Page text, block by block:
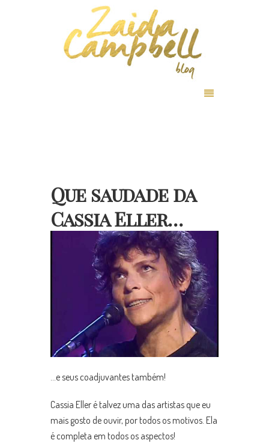
Que saudade da
Cassia Eller…
…e seus coadjuvantes também!
Cassia Eller é talvez uma das artistas que eu
mais gosto de ouvir, por todos os motivos. Ela
é completa em todos os aspectos!